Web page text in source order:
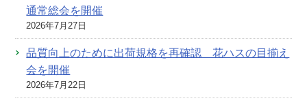
通常総会を開催
2026年7月27日
品質向上のために出荷規格を再確認 花ハスの目揃え
会を開催
2026年7月22日